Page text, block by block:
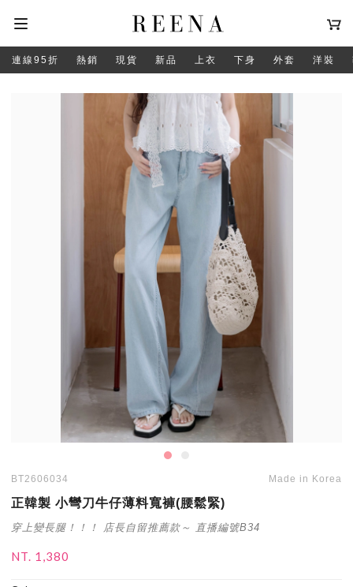
連線95折 熱銷 現貨 新品 上衣 下身 外套 洋裝
BT2606034 Made in Korea
正韓製 小彎刀牛仔薄料寬褲(腰鬆緊)
穿上變長腿！！！ 店長自留推薦款～ 直播編號B34
NT. 1,380